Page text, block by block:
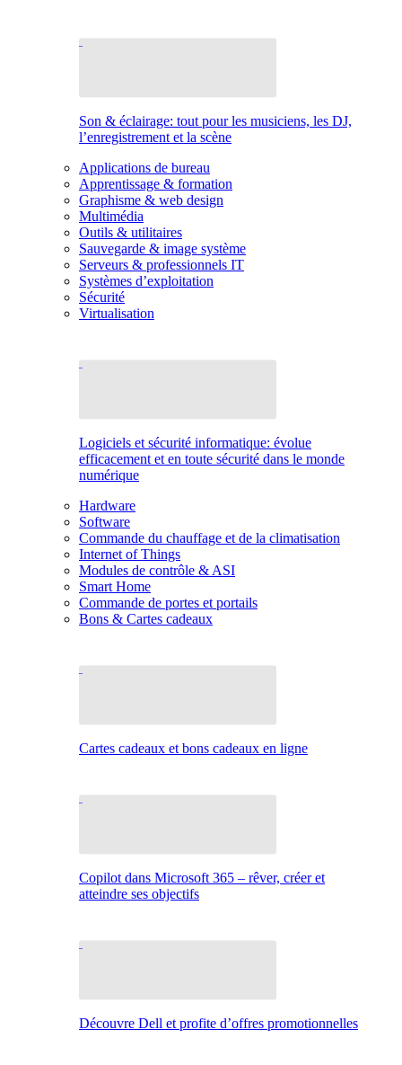
Son & éclairage: tout pour les musiciens, les DJ,
l’enregistrement et la scène
Applications de bureau
Apprentissage & formation
Graphisme & web design
Multimédia
Outils & utilitaires
Sauvegarde & image système
Serveurs & professionnels IT
Systèmes d’exploitation
Sécurité
Virtualisation
Logiciels et sécurité informatique: évolue
efficacement et en toute sécurité dans le monde
numérique
Hardware
Software
Commande du chauffage et de la climatisation
Internet of Things
Modules de contrôle & ASI
Smart Home
Commande de portes et portails
Bons & Cartes cadeaux
Cartes cadeaux et bons cadeaux en ligne
Copilot dans Microsoft 365 – rêver, créer et
atteindre ses objectifs
Découvre Dell et profite d’offres promotionnelles